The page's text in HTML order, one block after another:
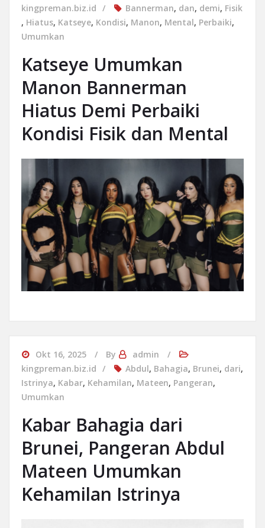
kingpreman.biz.id
Bannerman, dan, demi, Fisik
, Hiatus, Katseye, Kondisi, Manon, Mental, Perbaiki,
Umumkan
Katseye Umumkan
Manon Bannerman
Hiatus Demi Perbaiki
Kondisi Fisik dan Mental
Okt 16, 2025 By
admin
kingpreman.biz.id
Abdul, Bahagia, Brunei, dari,
Istrinya, Kabar, Kehamilan, Mateen, Pangeran,
Umumkan
Kabar Bahagia dari
Brunei, Pangeran Abdul
Mateen Umumkan
Kehamilan Istrinya